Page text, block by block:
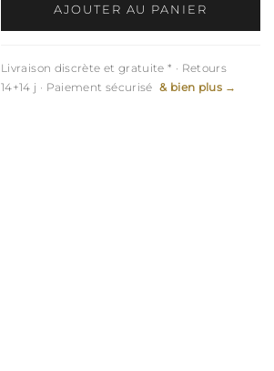
AJOUTER AU PANIER
Livraison discrète et gratuite * · Retours
14+14 j · Paiement sécurisé & bien plus →